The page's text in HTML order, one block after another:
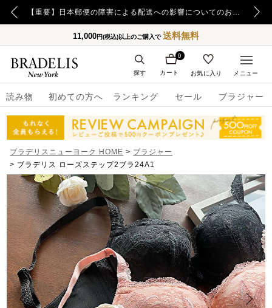
【重要】日本郵便の障害による配送への影響についてのお詫び
11,000円(税込)以上のご購入で送料無料
読み物 初めての方へ ランキング セール ブラジャー
カート
0
お気に入り
探す メニュー
ブラデリスニューヨーク HOME
ブラジャー
ブラデリス ローズステップ2ブラ24A1